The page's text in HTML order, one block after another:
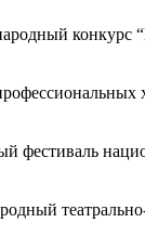
конкурс
фестиваль